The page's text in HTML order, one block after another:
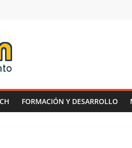
FORMACIÓN Y DESARROLLO